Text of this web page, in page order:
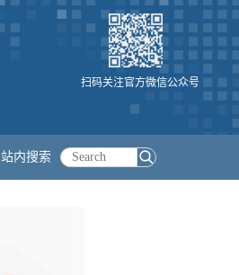
扫码关注官方微信公众号
站内搜索